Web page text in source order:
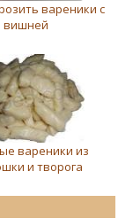
вареники с
вишней
вареники из
и творога